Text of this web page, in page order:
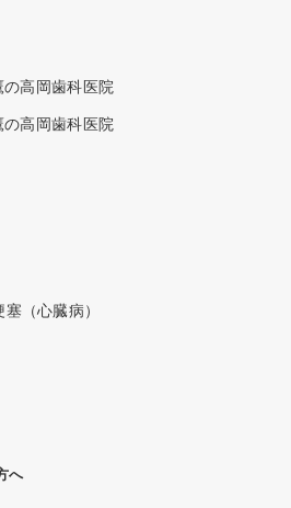
高岡歯科医院
高岡歯科医院
（心臓病）
へ